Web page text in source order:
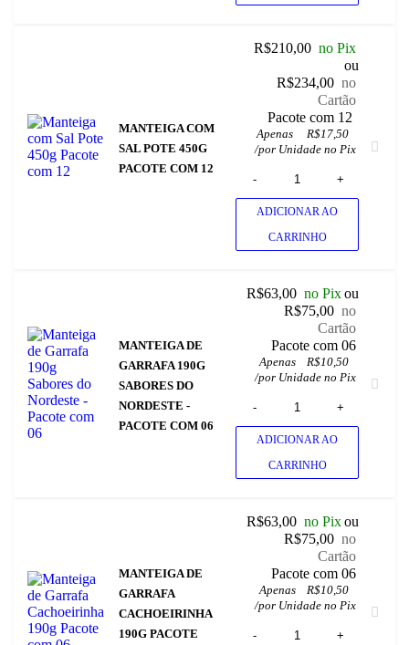
MANTEIGA COM
SAL POTE 450G
PACOTE COM 12
R$210,00 no Pix
ou
R$234,00 no
Cartão
Pacote com 12
Apenas R$17,50
/por Unidade no Pix
ADICIONAR AO
CARRINHO
MANTEIGA DE
GARRAFA 190G
SABORES DO
NORDESTE -
PACOTE COM 06
R$63,00 no Pixou
R$75,00 no
Cartão
Pacote com 06
Apenas R$10,50
/por Unidade no Pix
ADICIONAR AO
CARRINHO
MANTEIGA DE
GARRAFA
CACHOEIRINHA
190G PACOTE
R$63,00 no Pixou
R$75,00 no
Cartão
Pacote com 06
Apenas R$10,50
/por Unidade no Pix